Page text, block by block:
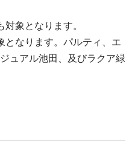
象となります。
となります。パルティ、エ
ュアル池田、及びラクア緑